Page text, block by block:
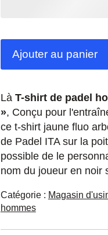
Ajouter au panier
Là T-shirt de padel
», Conçu pour
ce t-shirt jaune fluo
de Padel ITA sur la
possible de le
nom du joueur en noir
Catégorie : Magasin
hommes